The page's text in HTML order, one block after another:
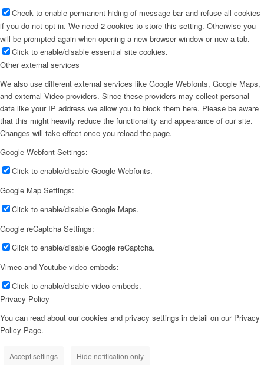
Check to enable permanent hiding of message bar and refuse all cookies
if you do not opt in. We need 2 cookies to store this setting. Otherwise you
will be prompted again when opening a new browser window or new a tab.
Click to enable/disable essential site cookies.
Other external services
We also use different external services like Google Webfonts, Google Maps,
and external Video providers. Since these providers may collect personal
data like your IP address we allow you to block them here. Please be aware
that this might heavily reduce the functionality and appearance of our site.
Changes will take effect once you reload the page.
Google Webfont Settings:
Click to enable/disable Google Webfonts.
Google Map Settings:
Click to enable/disable Google Maps.
Google reCaptcha Settings:
Click to enable/disable Google reCaptcha.
Vimeo and Youtube video embeds:
Click to enable/disable video embeds.
Privacy Policy
You can read about our cookies and privacy settings in detail on our Privacy
Policy Page.
Accept settings Hide notification only